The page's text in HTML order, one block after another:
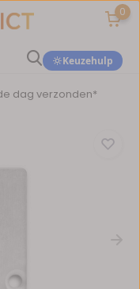
0
Keuzehulp
dag verzonden*